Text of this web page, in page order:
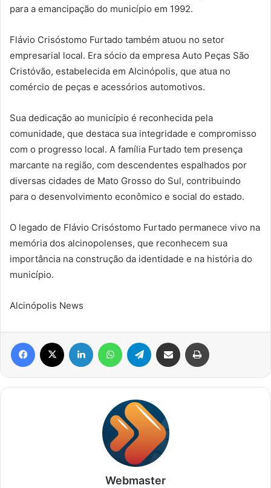
para a emancipação do município em 1992.
Flávio Crisóstomo Furtado também atuou no setor
empresarial local. Era sócio da empresa Auto Peças São
Cristóvão, estabelecida em Alcinópolis, que atua no
comércio de peças e acessórios automotivos.
Sua dedicação ao município é reconhecida pela
comunidade, que destaca sua integridade e compromisso
com o progresso local. A família Furtado tem presença
marcante na região, com descendentes espalhados por
diversas cidades de Mato Grosso do Sul, contribuindo
para o desenvolvimento econômico e social do estado.
O legado de Flávio Crisóstomo Furtado permanece vivo na
memória dos alcinopolenses, que reconhecem sua
importância na construção da identidade e na história do
município.
Alcinópolis News
Facebook Linkedin WhatsAppTelegram Compartilhar via e-mail
Webmaster